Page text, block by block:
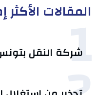
المقالات الأكثر
1
شركة النقل